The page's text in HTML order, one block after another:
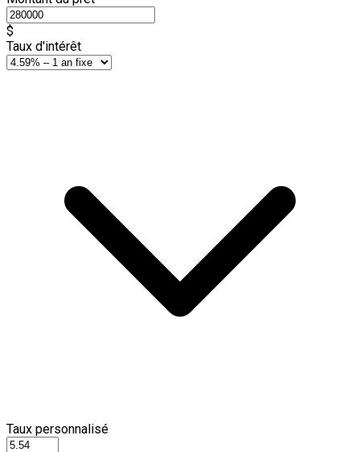
$
Taux d'intérêt
Taux personnalisé